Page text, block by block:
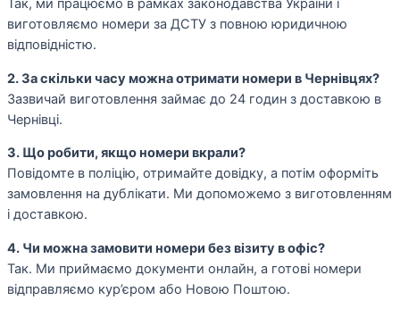
Так, ми працюємо в рамках законодавства України і
виготовляємо номери за ДСТУ з повною юридичною
відповідністю.
2. За скільки часу можна отримати номери в Чернівцях?
Зазвичай виготовлення займає до 24 годин з доставкою в
Чернівці.
3. Що робити, якщо номери вкрали?
Повідомте в поліцію, отримайте довідку, а потім оформіть
замовлення на дублікати. Ми допоможемо з виготовленням
і доставкою.
4. Чи можна замовити номери без візиту в офіс?
Так. Ми приймаємо документи онлайн, а готові номери
відправляємо кур’єром або Новою Поштою.